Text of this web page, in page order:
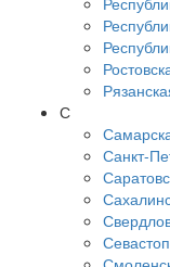
С
Санкт-